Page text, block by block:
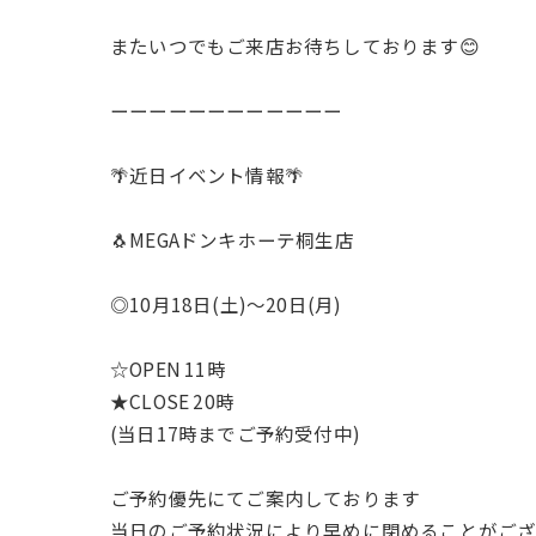
またいつでもご来店お待ちしております😊
ーーーーーーーーーーーー
🌴近日イベント情報🌴
🐧MEGAドンキホーテ桐生店
◎10月18日(土)〜20日(月)
☆OPEN 11時
★CLOSE 20時
(当日17時までご予約受付中)
ご予約優先にてご案内しております
当日のご予約状況により早めに閉めることがご